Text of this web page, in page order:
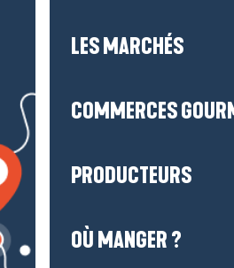
LES MARCHÉS
COMMERCES
PRODUCTEURS
OÙ MANGER ?